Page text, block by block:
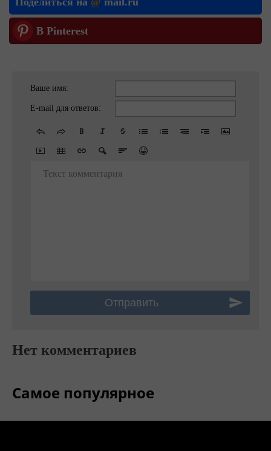
В Pinterest
Ваше имя:
E-mail для ответов:
Текст комментария
Нет комментариев
Самое популярное